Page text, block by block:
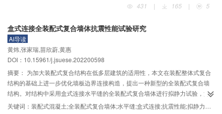
PGA在0.07g～1.50g，分析结构的破坏过程、刚度退化、位移、应变等动力响
网架珍珠岩复合墙板对结构刚度有显著的贡献；随地震峰值加速度的增大，结
构自振频率降低，阻尼比增大；在8度设防地震作用下结构最大层间位移角为
1/361，基本处于弹性状态；8度罕遇地震作用下，结构没有明显的破坏；在极
罕遇地震作用下，外墙板损伤明显，轻钢框架损伤较轻；钢丝网架珍珠岩复合
墙板与轻钢框架包裹咬合式柔性连接，具有滑移摩擦消能减震的作用。该结构
体系在村镇低层住宅建筑中有广阔的应用前景。
431
| 165 | 5
盒式连接全装配式复合墙体抗震性能试验研究
AI导读
黄炜,张家瑞,苗欣蔚,黄惠
DOI：10.15961/j.jsuese.202200598
摘要： 为加大装配式复合结构在低多层建筑的适用性，本文在装配整体式复合
结构的基础上进一步优化墙板边界连接构造，提出一种新型的全装配式复合墙
结构。对结构中采用盒式连接水平缝的全装配式复合墙体进行拟静力试验，深
入研究了该类墙体的破坏模式、滞回特性、承载能力、延性性能、刚度退化规
关键词： 装配式混凝土;全装配式复合墙体;水平缝;盒式连接;抗震性能;拟静力试验